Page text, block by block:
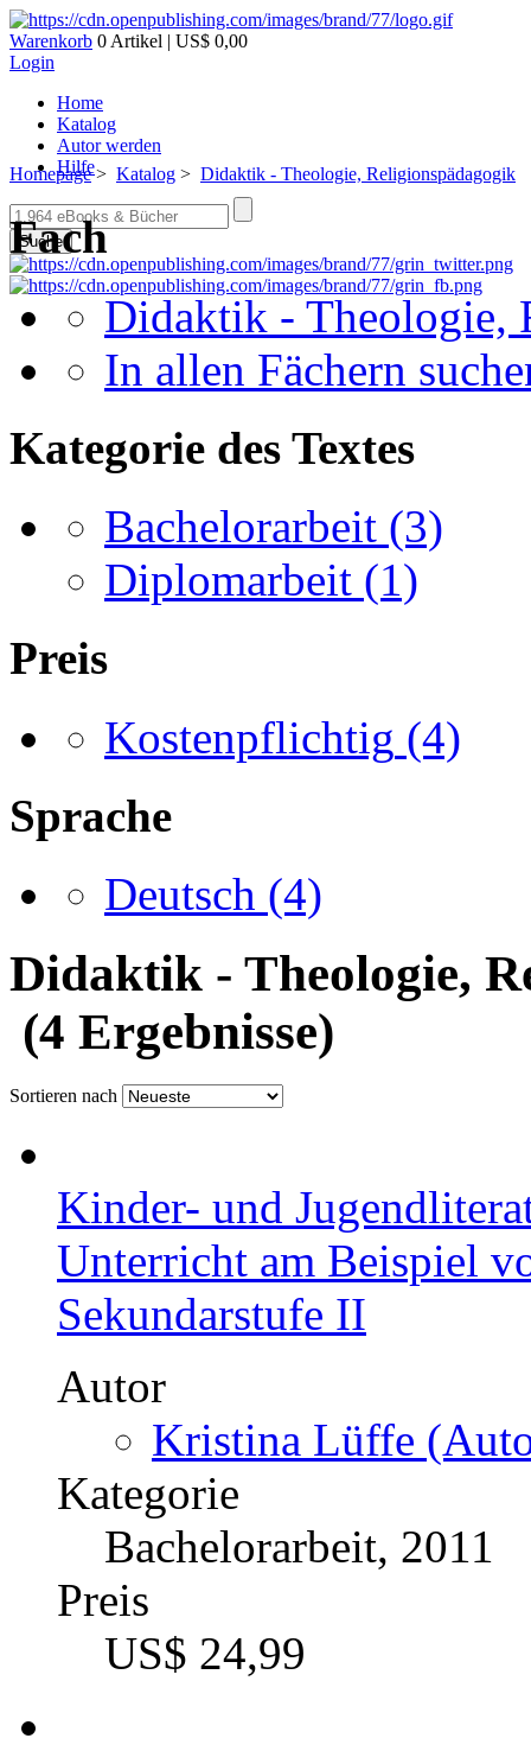
Warenkorb 0 Artikel | US$ 0,00
Login
Home
Katalog
Autor werden
Hilfe
Suche
Homepage> Katalog > Didaktik - Theologie, Religionspädagogik
Fach
Didaktik - Theologie,
In allen Fächern
Kategorie des Textes
Bachelorarbeit (3)
Diplomarbeit (1)
Preis
Kostenpflichtig (4)
Sprache
Deutsch (4)
Didaktik - Theologie,
(4 Ergebnisse)
Sortieren nach
Kinder- und
Unterricht am Beispiel
Sekundarstufe II
Autor
Kristina Lüffe
Kategorie
Bachelorarbeit, 2011
Preis
US$ 24,99